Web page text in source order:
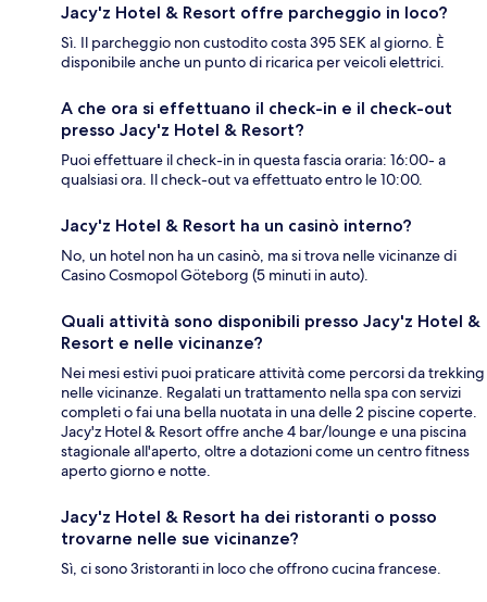
Jacy'z Hotel & Resort offre parcheggio in loco?
Sì. Il parcheggio non custodito costa 395 SEK al giorno. È
disponibile anche un punto di ricarica per veicoli elettrici.
A che ora si effettuano il check-in e il check-out
presso Jacy'z Hotel & Resort?
Puoi effettuare il check-in in questa fascia oraria: 16:00- a
qualsiasi ora. Il check-out va effettuato entro le 10:00.
Jacy'z Hotel & Resort ha un casinò interno?
No, un hotel non ha un casinò, ma si trova nelle vicinanze di
Casino Cosmopol Göteborg (5 minuti in auto).
Quali attività sono disponibili presso Jacy'z Hotel &
Resort e nelle vicinanze?
Nei mesi estivi puoi praticare attività come percorsi da trekking
nelle vicinanze. Regalati un trattamento nella spa con servizi
completi o fai una bella nuotata in una delle 2 piscine coperte.
Jacy'z Hotel & Resort offre anche 4 bar/lounge e una piscina
stagionale all'aperto, oltre a dotazioni come un centro fitness
aperto giorno e notte.
Jacy'z Hotel & Resort ha dei ristoranti o posso
trovarne nelle sue vicinanze?
Sì, ci sono 3ristoranti in loco che offrono cucina francese.